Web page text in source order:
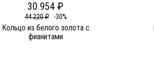
30 954 ₽
44 220 ₽ -30%
Кольцо из белого золота c
фианитами